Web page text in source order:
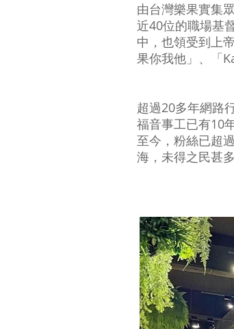
由台灣樂果實集
近40位的職場基
中，也領受到上
果你我他」、「
超過20多年網路
福音事工已有10
至今，粉絲已超
海，未得之民甚多